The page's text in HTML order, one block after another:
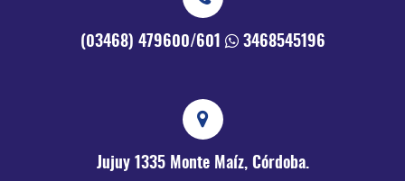
(03468) 479600/601 3468545196
Jujuy 1335 Monte Maíz, Córdoba.